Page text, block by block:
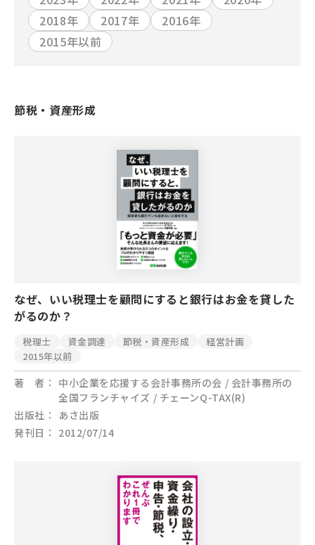
2018年
2017年
2016年
2015年以前
節税・資産形成
なぜ、いい税理士を顧問にすると銀行はお金を貸した
がるのか？
税理士 資金調達 節税・資産形成
経営計画
2015年以前
著 者
中小企業を応援する会計事務所の会 / 会計事務所の
全国フランチャイズ / チェーンQ-TAX(R)
出版社
あさ出版
発刊日
2012/07/14